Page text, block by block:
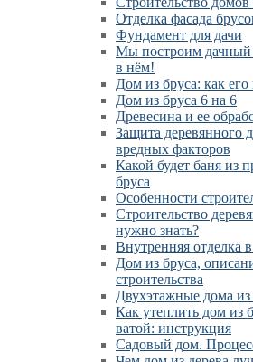
Отделка фасада
Фундамент для дачи
Мы построим дачный
в нём!
Дом из бруса: как
Дом из бруса 6 на 6
Древесина и ее
Защита деревянного
вредных факторов
Какой будет баня из
бруса
Особенности
Строительство
нужно знать?
Внутренняя отделка
Дом из бруса,
строительства
Двухэтажные дома из
Как утеплить дом из
ватой: инструкция
Садовый дом.